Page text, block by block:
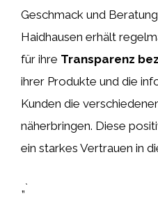
Geschmack und
Haidhausen erhält
für ihre Transparenz
ihrer Produkte und die
Kunden die
näherbringen. Diese
ein starkes Vertrauen in
„`